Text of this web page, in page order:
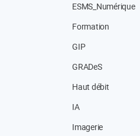
ESMS_Numérique
Formation
GIP
GRADeS
Haut débit
IA
Imagerie